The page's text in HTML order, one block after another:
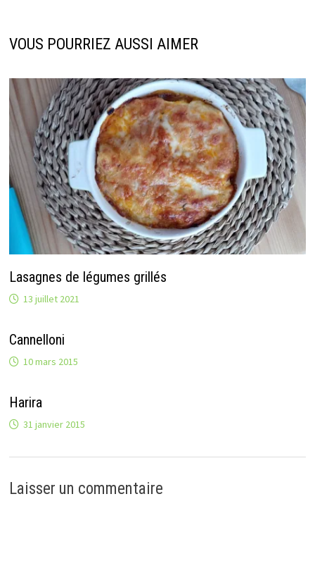
VOUS POURRIEZ AUSSI AIMER
Lasagnes de légumes grillés
13 juillet 2021
Cannelloni
10 mars 2015
Harira
31 janvier 2015
Laisser un commentaire